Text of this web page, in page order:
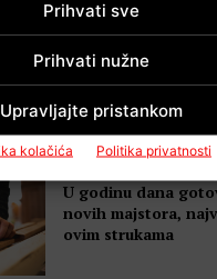
Prihvati sve
Prihvati nužne
Upravljajte pristankom
kolačića Politika privatnosti
Stipendije za
36 učenika iz
županije dobilo
U godinu dana
novih majstora,
ovim strukama